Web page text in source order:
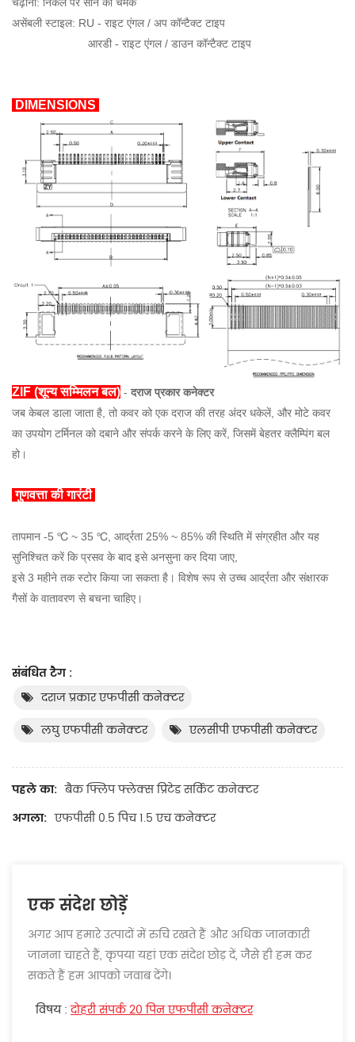
चढ़ाना: निकेल पर सोने की चमक
असेंबली स्टाइल: RU - राइट एंगल / अप कॉन्टैक्ट टाइप
आरडी - राइट एंगल / डाउन कॉन्टैक्ट टाइप
DIMENSIONS
ZIF (शून्य सम्मिलन बल) - दराज प्रकार कनेक्टर
जब केबल डाला जाता है, तो कवर को एक दराज की तरह अंदर धकेलें, और मोटे कवर
का उपयोग टर्मिनल को दबाने और संपर्क करने के लिए करें, जिसमें बेहतर क्लैम्पिंग बल
हो।
गुणवत्ता की गारंटी
तापमान -5 ℃ ~ 35 ℃, आर्द्रता 25% ~ 85% की स्थिति में संग्रहीत और यह
सुनिश्चित करें कि प्रसव के बाद इसे अनसुना कर दिया जाए,
इसे 3 महीने तक स्टोर किया जा सकता है। विशेष रूप से उच्च आर्द्रता और संक्षारक
गैसों के वातावरण से बचना चाहिए।
संबंधित टैग :
दराज प्रकार एफपीसी कनेक्टर
लघु एफपीसी कनेक्टर
एलसीपी एफपीसी कनेक्टर
पहले का: बैक फ्लिप फ्लेक्स प्रिंटेड सर्किट कनेक्टर
अगला: एफपीसी 0.5 पिच 1.5 एच कनेक्टर
एक संदेश छोड़ें
अगर आप हमारे उत्पादों में रुचि रखते हैं और अधिक जानकारी
जानना चाहते हैं, कृपया यहां एक संदेश छोड़ दें, जैसे ही हम कर
सकते हैं हम आपको जवाब देंगे।
विषय :दोहरी संपर्क 20 पिन एफपीसी कनेक्टर